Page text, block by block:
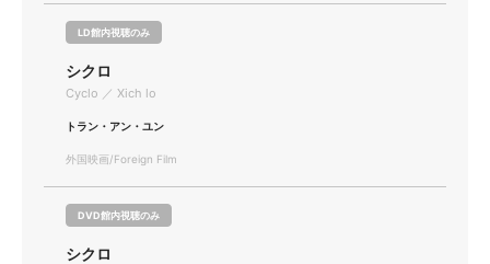
LD館内視聴のみ
シクロ
Cyclo ／ Xich lo
トラン・アン・ユン
外国映画/Foreign Film
DVD館内視聴のみ
シクロ